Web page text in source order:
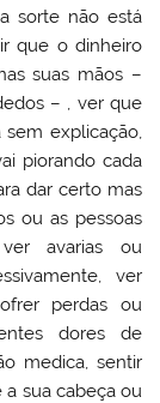
sorte não está
que o dinheiro
suas mãos –
– , ver que
explicação,
piorando cada
dar certo mas
ou as pessoas
ver avarias ou
ver
perdas ou
dores de
medica, sentir
sua cabeça ou